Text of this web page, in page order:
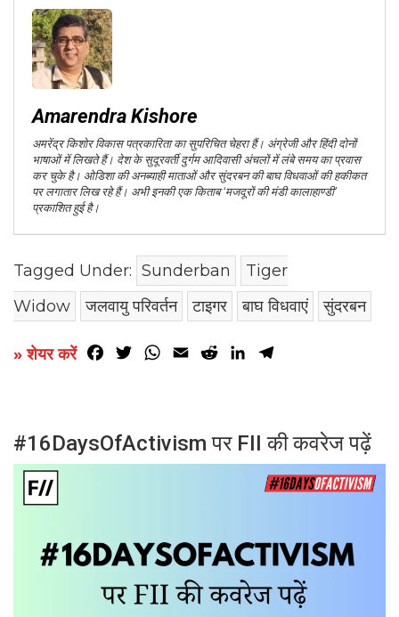
Amarendra Kishore
अमरेंद्र किशोर विकास पत्रकारिता का सुपरिचित चेहरा हैं। अंग्रेजी और हिंदी दोनों
भाषाओं में लिखते हैं। देश के सुदूरवर्ती दुर्गम आदिवासी अंचलों में लंबे समय का प्रवास
कर चुके है। ओडिशा की अनब्याही माताओं और सुंदरबन की बाघ विधवाओं की हकीकत
पर लगातार लिख रहे हैं। अभी इनकी एक किताब ‘मजदूरों की मंडी कालाहाण्डी’
प्रकाशित हुई है।
Tagged Under: Sunderban
Tiger
Widow
जलवायु परिवर्तन टाइगर बाघ विधवाएं सुंदरबन
» शेयर करें Facebook
TwitterWhatsApp
Email RedditLinkedIn
#16DaysOfActivism पर FII की कवरेज पढ़ें